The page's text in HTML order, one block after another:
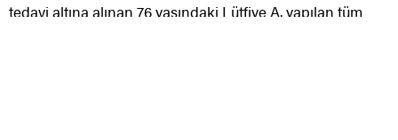
tedavi altına alınan 76 yaşındaki Lütfiye A. yapılan tüm